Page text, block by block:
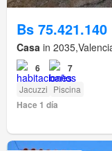
Bs 75.421.140
Casa in
6 7
Jacuzzi Piscina
Hace 1 día